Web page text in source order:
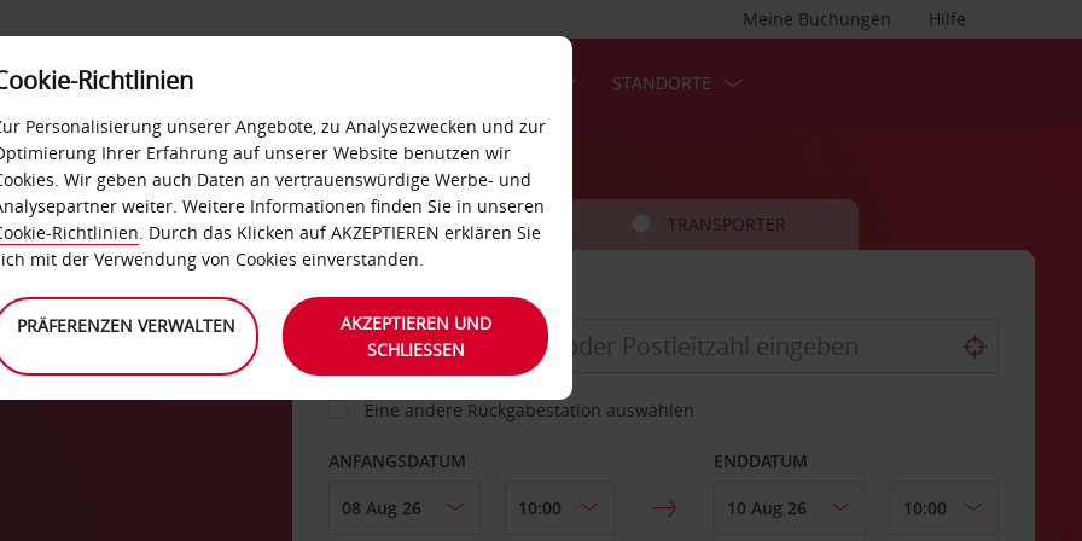
Hilfe
Meine Buchungen
SELF-SERVICES STANDORTE
FAHRZEUG TRANSPORTER
ABHOLEN VON
Eine andere Rückgabestation auswählen
ANFANGSDATUM ENDDATUM
Richtlinien
Personalisierung unserer Angebote, zu Analysezwecken und zur
Ihrer Erfahrung auf unserer Website benutzen wir
Wir geben auch Daten an vertrauenswürdige Werbe- und
weiter. Weitere Informationen finden Sie in unseren
Richtlinien. Durch das Klicken auf AKZEPTIEREN erklären Sie
mit der Verwendung von Cookies einverstanden.
PRÄFERENZEN VERWALTEN
AKZEPTIEREN UND
SCHLIESSEN